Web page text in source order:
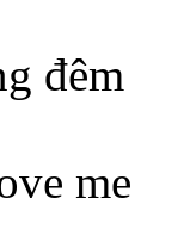
đêm
me